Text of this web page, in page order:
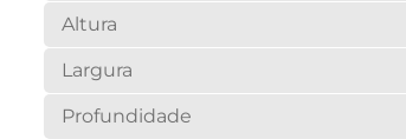
Altura
Largura
Profundidade